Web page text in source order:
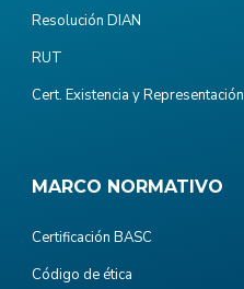
Resolución DIAN
RUT
Cert. Existencia y Representación
MARCO NORMATIVO
Certificación BASC
Código de ética